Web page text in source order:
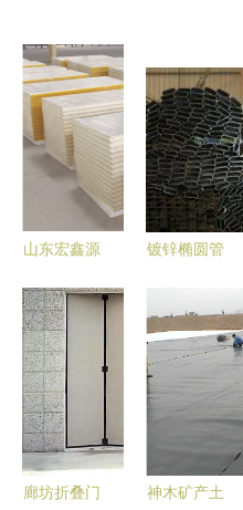
山东宏鑫源
品质建筑的
坚实选择
镀锌椭圆管
厂家直销助
力建筑建材
高效采购
廊坊折叠门
神木矿产土